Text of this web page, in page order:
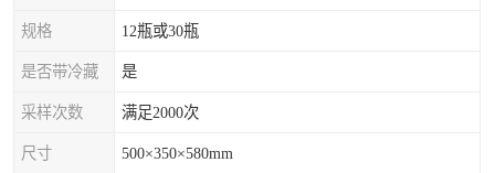
规格 12瓶或30瓶
是否带冷藏 是
采样次数 满足2000次
尺寸 500×350×580mm